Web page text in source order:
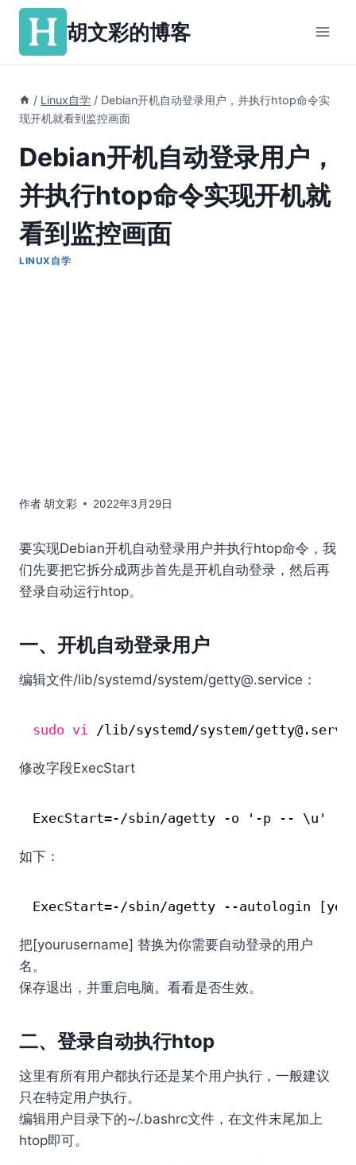
胡文彩的博客
/ Linux自学 / Debian开机自动登录用户，并执行htop命令实
现开机就看到监控画面
Debian开机自动登录用户，
并执行htop命令实现开机就
看到监控画面
LINUX自学
作者胡文彩 2022年3月29日
要实现Debian开机自动登录用户并执行htop命令，我
们先要把它拆分成两步首先是开机自动登录，然后再
登录自动运行htop。
一、开机自动登录用户
编辑文件/lib/systemd/system/getty@.service ：
sudo vi /lib/systemd/system/getty
修改字段ExecStart
ExecStart=-/sbin/agetty -o '-p -- \u' --
如下：
ExecStart=-/sbin/agetty --autologin
把[yourusername] 替换为你需要自动登录的用户
名。
保存退出，并重启电脑。看看是否生效。
二、登录自动执行htop
这里有所有用户都执行还是某个用户执行，一般建议
只在特定用户执行。
编辑用户目录下的~/.bashrc文件，在文件末尾加上
htop即可。